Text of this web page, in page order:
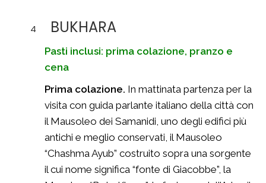
4 BUKHARA
Pasti inclusi: prima colazione, pranzo e
cena
Prima colazione. In mattinata partenza per la
visita con guida parlante italiano della città con
il Mausoleo dei Samanidi, uno degli edifici più
antichi e meglio conservati, il Mausoleo
“Chashma Ayub” costruito sopra una sorgente
il cui nome significa “fonte di Giacobbe”, la